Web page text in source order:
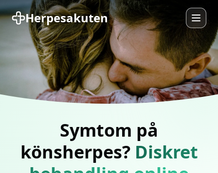
Herpesakuten
Symtom på
könsherpes? Diskret